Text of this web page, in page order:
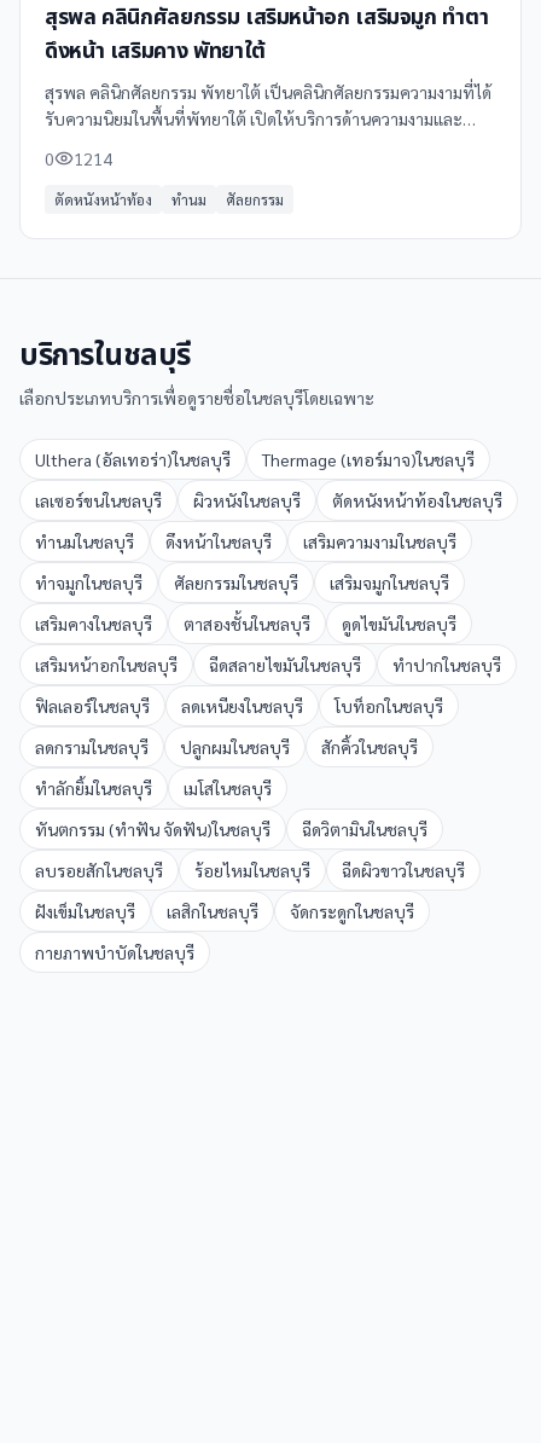
สุรพล คลินิกศัลยกรรม เสริมหน้าอก เสริมจมูก ทำตา
ดึงหน้า เสริมคาง พัทยาใต้
สุรพล คลินิกศัลยกรรม พัทยาใต้ เป็นคลินิกศัลยกรรมความงามที่ได้
รับความนิยมในพื้นที่พัทยาใต้ เปิดให้บริการด้านความงามและ
ความปลอดภัยสูง
0 1214
ตัดหนังหน้าท้อง ทำนม ศัลยกรรม
บริการในชลบุรี
เลือกประเภทบริการเพื่อดูรายชื่อในชลบุรีโดยเฉพาะ
Ulthera (อัลเทอร่า)ในชลบุรี Thermage (เทอร์มาจ)ในชลบุรี
เลเซอร์ขนในชลบุรี ผิวหนังในชลบุรี ตัดหนังหน้าท้องในชลบุรี
ทำนมในชลบุรี ดึงหน้าในชลบุรี เสริมความงามในชลบุรี
ทำจมูกในชลบุรี ศัลยกรรมในชลบุรี เสริมจมูกในชลบุรี
เสริมคางในชลบุรี ตาสองชั้นในชลบุรี ดูดไขมันในชลบุรี
เสริมหน้าอกในชลบุรี ฉีดสลายไขมันในชลบุรี ทำปากในชลบุรี
ฟิลเลอร์ในชลบุรี ลดเหนียงในชลบุรี โบท็อกในชลบุรี
ลดกรามในชลบุรี ปลูกผมในชลบุรี สักคิ้วในชลบุรี
ทำลักยิ้มในชลบุรี เมโสในชลบุรี
ทันตกรรม (ทำฟัน จัดฟัน)ในชลบุรี ฉีดวิตามินในชลบุรี
ลบรอยสักในชลบุรี ร้อยไหมในชลบุรี ฉีดผิวขาวในชลบุรี
ฝังเข็มในชลบุรี เลสิกในชลบุรี จัดกระดูกในชลบุรี
กายภาพบำบัดในชลบุรี